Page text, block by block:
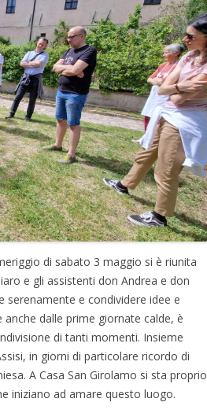
di sabato 3 maggio si è riunita
e gli assistenti don Andrea e don
e condividere idee e
dalle prime giornate calde, è
di tanti momenti. Insieme
in giorni di particolare ricordo di
A Casa San Girolamo si sta proprio
iniziano ad amare questo luogo.